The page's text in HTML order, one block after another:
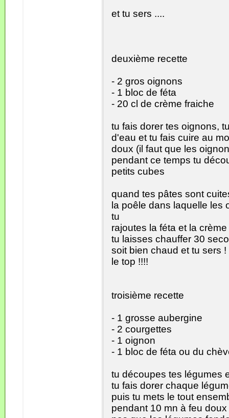
et tu sers ....
deuxième recette
- 2 gros oignons
- 1 bloc de féta
- 20 cl de crème fraiche
tu fais dorer tes oignons,
d'eau et tu fais cuire au
doux (il faut que les
pendant ce temps tu
petits cubes
quand tes pâtes sont
la poêle dans laquelle les
tu
rajoutes la féta et la
tu laisses chauffer 30
soit bien chaud et tu sers !
le top !!!!
troisième recette
- 1 grosse aubergine
- 2 courgettes
- 1 oignon
- 1 bloc de féta ou du
tu découpes tes légumes
tu fais dorer chaque
puis tu mets le tout
pendant 10 mn à feu